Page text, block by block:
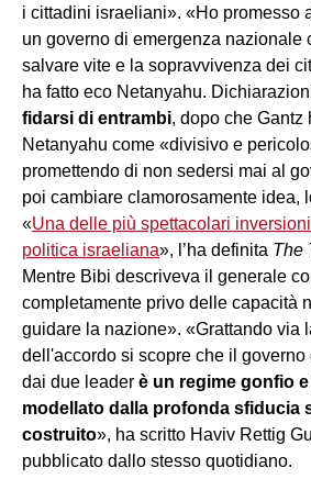
i cittadini israeliani». «Ho promesso
un governo di emergenza nazionale
salvare vite e la sopravvivenza dei
ha fatto eco Netanyahu.
fidarsi di entrambi, dopo che Gantz
Netanyahu come «divisivo e
promettendo di non sedersi mai al
poi cambiare clamorosamente idea,
«Una delle più spettacolari
politica israeliana», l’ha definita The
Mentre Bibi descriveva il generale
completamente privo delle capacità
guidare la nazione». «Grattando via
dell'accordo si scopre che il
dai due leader è un regime gonfio
modellato dalla profonda sfiducia
costruito», ha scritto Haviv Rettig
pubblicato dallo stesso quotidiano.